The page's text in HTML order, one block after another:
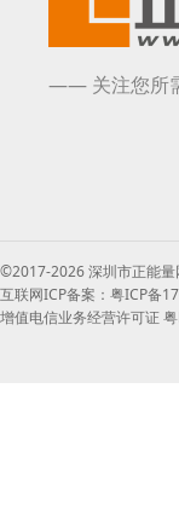
—— 关注您所
©2017-2026 深圳市正能量
互联网ICP备案：粤ICP备
增值电信业务经营许可证